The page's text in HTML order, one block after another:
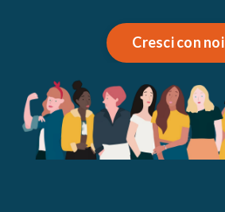
Cresci con noi